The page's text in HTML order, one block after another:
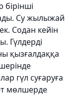
Су жылыжай
Содан кейін
Гүлдерді
қызғалдаққа
гүл суғаруға
мөлшерде